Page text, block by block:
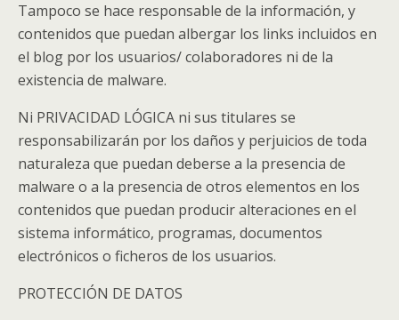
Tampoco se hace responsable de la información, y
contenidos que puedan albergar los links incluidos en
el blog por los usuarios/ colaboradores ni de la
existencia de malware.
Ni PRIVACIDAD LÓGICA ni sus titulares se
responsabilizarán por los daños y perjuicios de toda
naturaleza que puedan deberse a la presencia de
malware o a la presencia de otros elementos en los
contenidos que puedan producir alteraciones en el
sistema informático, programas, documentos
electrónicos o ficheros de los usuarios.
PROTECCIÓN DE DATOS